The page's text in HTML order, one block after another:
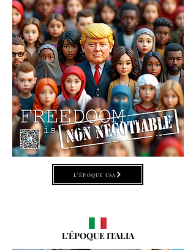
L'ÉPOQUE USA
L'ÉPOQUE ITALIA